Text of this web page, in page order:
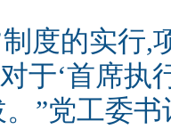
度的实行,
于‘首席执
”党工委